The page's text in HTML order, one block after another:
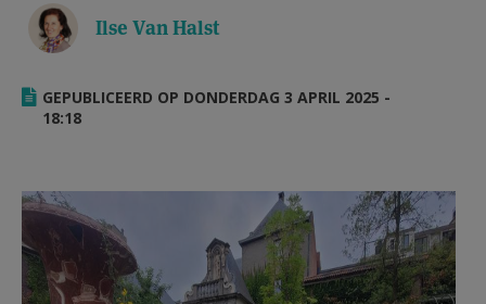
ZOEKEN
HULP
STARTPAGINA PORTAAL
AANMELDEN OF REGISTREREN
Ilse Van Halst
GEPUBLICEERD OP DONDERDAG 3 APRIL 2025 -
18:18
blz 26 Rubenstuin
20240905_142138.jpg